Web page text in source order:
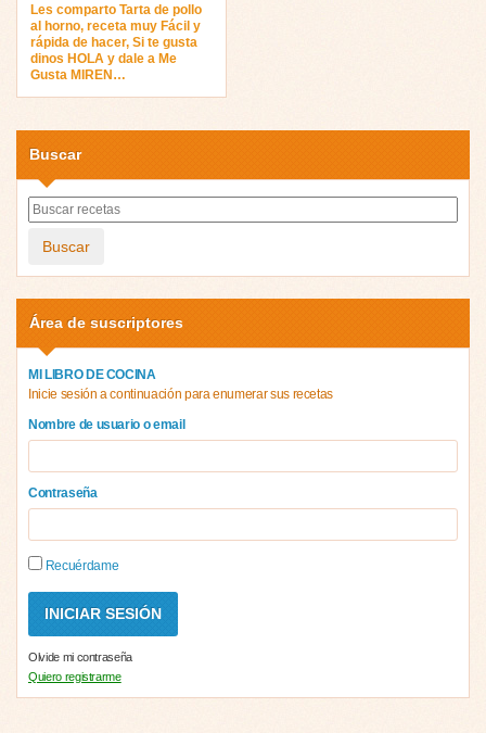
Les comparto Tarta de pollo
al horno, receta muy Fácil y
rápida de hacer, Si te gusta
dinos HOLA y dale a Me
Gusta MIREN…
Buscar
Buscar
Área de suscriptores
MI LIBRO DE COCINA
Inicie sesión a continuación para enumerar sus recetas
Nombre de usuario o email
Contraseña
Recuérdame
Olvide mi contraseña
Quiero registrarme